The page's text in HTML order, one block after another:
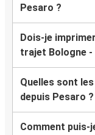
Pesaro ?
Dois-je
trajet Bologne -
Quelles sont
depuis Pesaro ?
Comment puis-